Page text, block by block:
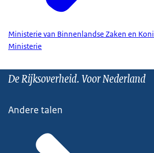
Ministerie van Binnenlandse Zaken en
Ministerie
De Rijksoverheid. Voor Nederland
Andere talen